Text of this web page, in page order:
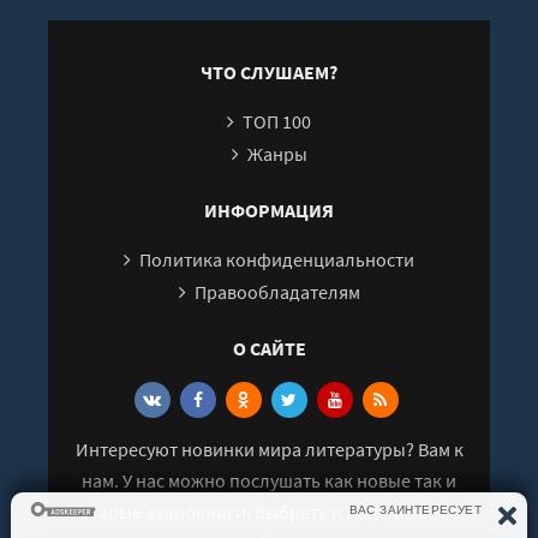
Пещера Иллюзий
Эпилог. Смеющийся ветер
ЧТО СЛУШАЕМ?
ТОП 100
Жанры
ИНФОРМАЦИЯ
Политика конфиденциальности
Правообладателям
О САЙТЕ
Интересуют новинки мира литературы? Вам к
нам. У нас можно послушать как новые так и
старые аудиокниги. Выбрать и поделиться с